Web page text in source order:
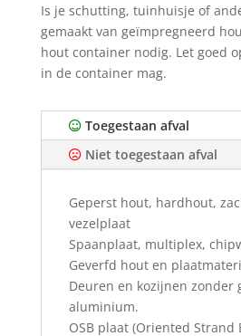
Is je schutting, tuinhuisje of
gemaakt van geïmpregneerd
hout container nodig. Let goed
in de container mag.
Toegestaan afval
Niet toegestaan afval
Geperst hout, hardhout,
vezelplaat
Spaanplaat, multiplex,
Geverfd hout en
Deuren en kozijnen zonder
aluminium.
OSB plaat (Oriented Strand